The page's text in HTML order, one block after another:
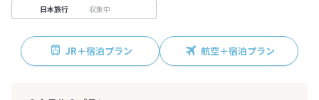
日本旅行 収集中
JR＋宿泊プラン 航空＋宿泊プラン